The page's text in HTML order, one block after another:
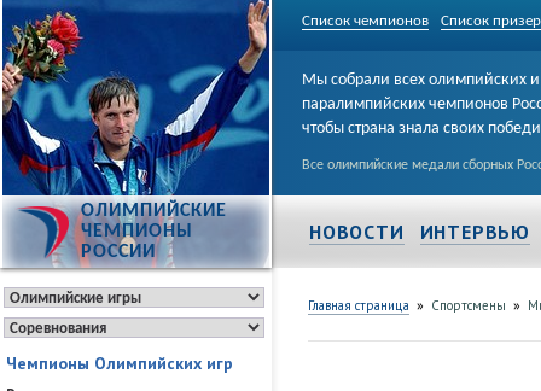
Список чемпионов Список
ОЛИМПИЙСКИЕ
ЧЕМПИОНЫ
РОССИИ
Мы собрали всех олимпийских и
паралимпийских чемпионов
чтобы страна знала своих
Все олимпийские медали сборных
НОВОСТИ ИНТЕРВЬЮ
Чемпионы Олимпийских игр
Главная страница » Спортсмены »